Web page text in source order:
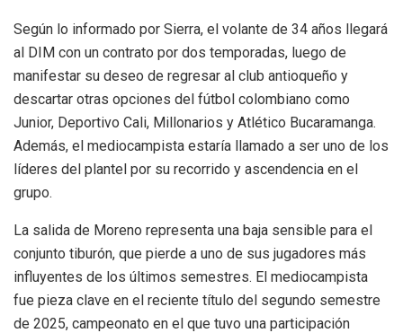
Según lo informado por Sierra, el volante de 34 años llegará
al DIM con un contrato por dos temporadas, luego de
manifestar su deseo de regresar al club antioqueño y
descartar otras opciones del fútbol colombiano como
Junior, Deportivo Cali, Millonarios y Atlético Bucaramanga.
Además, el mediocampista estaría llamado a ser uno de los
líderes del plantel por su recorrido y ascendencia en el
grupo.
La salida de Moreno representa una baja sensible para el
conjunto tiburón, que pierde a uno de sus jugadores más
influyentes de los últimos semestres. El mediocampista
fue pieza clave en el reciente título del segundo semestre
de 2025, campeonato en el que tuvo una participación